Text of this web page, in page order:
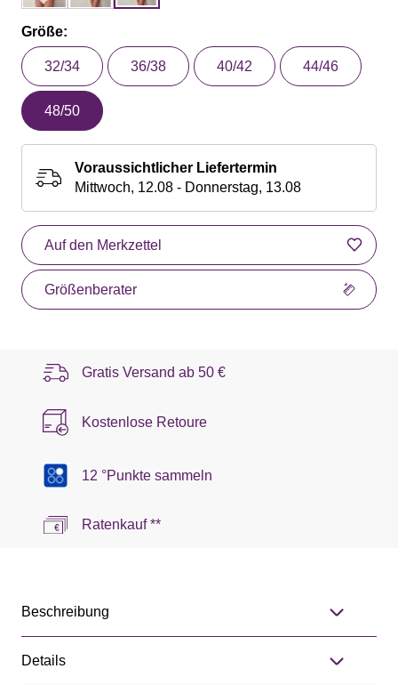
Größe:
32/34 36/38 40/42 44/46
48/50
Voraussichtlicher Liefertermin
Mittwoch, 12.08 - Donnerstag, 13.08
Auf den Merkzettel
Größenberater
Gratis Versand ab 50 €
Kostenlose Retoure
12 °Punkte sammeln
Ratenkauf **
Beschreibung
Details